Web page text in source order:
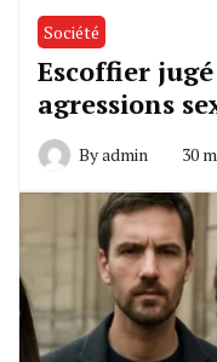
Société
Escoffier
agressions
Byadmin 30